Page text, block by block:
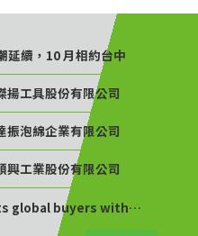
延續，10 月相約台中
揚工具股份有限公司
振泡綿企業有限公司
興工業股份有限公司
global buyers with